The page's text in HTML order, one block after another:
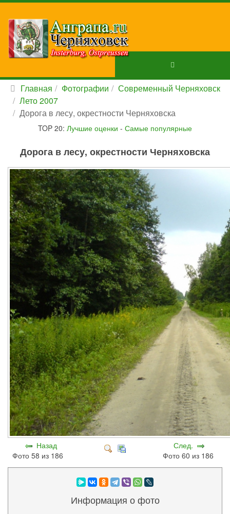
Главная Фотографии
Современный Черняховск
Лето 2007
Дорога в лесу, окрестности Черняховска
TOP 20: Лучшие оценки - Самые популярные
Дорога в лесу, окрестности Черняховска
Назад
Фото 58 из 186
След.
Фото 60 из 186
Информация о фото